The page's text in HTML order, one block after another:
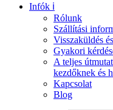
Infók ℹ️
Rólunk
Szállítási
Visszaküldés
Gyakori
A teljes
kezdőknek és
Kapcsolat
Blog